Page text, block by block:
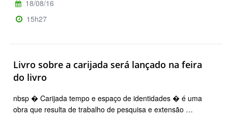
18/08/16
15h27
Livro sobre a carijada será lançado na feira
do livro
nbsp � Carijada tempo e espaço de identidades � é uma
obra que resulta de trabalho de pesquisa e extensão …